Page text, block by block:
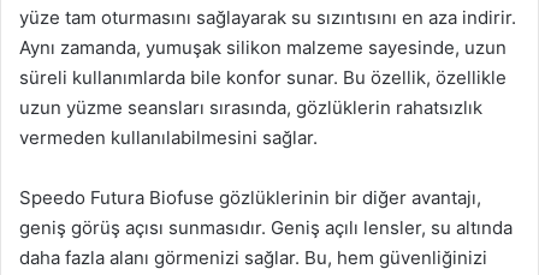
yüze tam oturmasını sağlayarak su sızıntısını en aza indirir.
Aynı zamanda, yumuşak silikon malzeme sayesinde, uzun
süreli kullanımlarda bile konfor sunar. Bu özellik, özellikle
uzun yüzme seansları sırasında, gözlüklerin rahatsızlık
vermeden kullanılabilmesini sağlar.
Speedo Futura Biofuse gözlüklerinin bir diğer avantajı,
geniş görüş açısı sunmasıdır. Geniş açılı lensler, su altında
daha fazla alanı görmenizi sağlar. Bu, hem güvenliğinizi